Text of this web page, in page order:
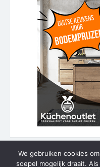
We gebruiken cookies
soepel mogelijk draait.